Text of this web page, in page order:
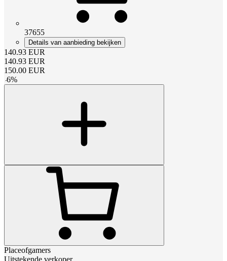
37655
Details van aanbieding bekijken
140.93 EUR
140.93 EUR
150.00 EUR
-6%
Placeofgamers
Uitstekende verkoper